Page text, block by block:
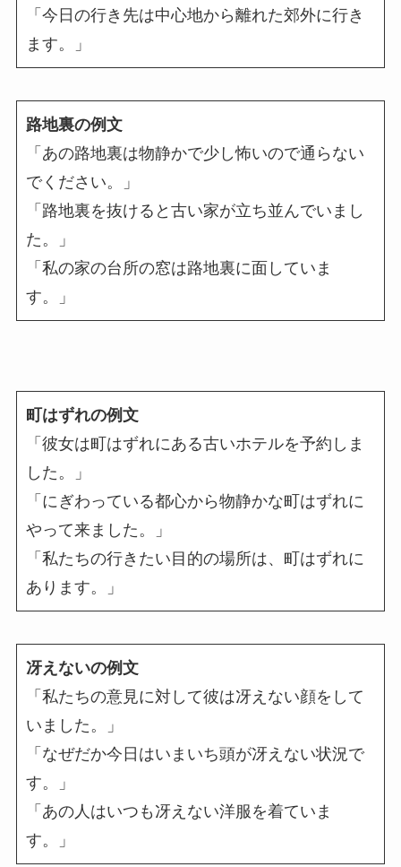
「今日の行き先は中心地から離れた郊外に行き
ます。」
路地裏の例文
「あの路地裏は物静かで少し怖いので通らない
でください。」
「路地裏を抜けると古い家が立ち並んでいまし
た。」
「私の家の台所の窓は路地裏に面していま
す。」
町はずれの例文
「彼女は町はずれにある古いホテルを予約しま
した。」
「にぎわっている都心から物静かな町はずれに
やって来ました。」
「私たちの行きたい目的の場所は、町はずれに
あります。」
冴えないの例文
「私たちの意見に対して彼は冴えない顔をして
いました。」
「なぜだか今日はいまいち頭が冴えない状況で
す。」
「あの人はいつも冴えない洋服を着ていま
す。」